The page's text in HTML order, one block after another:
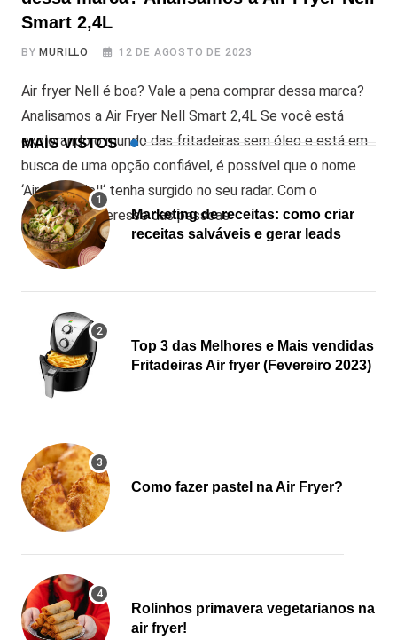
Smart 2,4L
BY MURILLO 12 DE AGOSTO DE 2023
Air fryer Nell é boa? Vale a pena comprar dessa marca?
Analisamos a Air Fryer Nell Smart 2,4L Se você está
explorando o mundo das fritadeiras sem óleo e está em
busca de uma opção confiável, é possível que o nome
‘Air Fryer Nell‘ tenha surgido no seu radar. Com o
crescente interesse das pessoas
MAIS VISTOS
Marketing de receitas: como criar
receitas salváveis e gerar leads
Top 3 das Melhores e Mais vendidas
Fritadeiras Air fryer (Fevereiro 2023)
Como fazer pastel na Air Fryer?
Rolinhos primavera vegetarianos na
air fryer!